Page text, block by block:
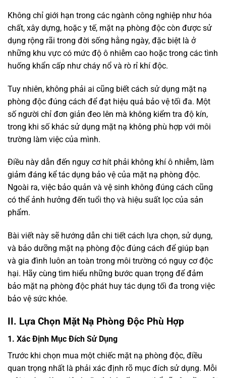
Không chỉ giới hạn trong các ngành công nghiệp như hóa
chất, xây dựng, hoặc y tế, mặt nạ phòng độc còn được sử
dụng rộng rãi trong đời sống hằng ngày, đặc biệt là ở
những khu vực có mức độ ô nhiễm cao hoặc trong các tình
huống khẩn cấp như cháy nổ và rò rỉ khí độc.
Tuy nhiên, không phải ai cũng biết cách sử dụng mặt nạ
phòng độc đúng cách để đạt hiệu quả bảo vệ tối đa. Một
số người chỉ đơn giản đeo lên mà không kiểm tra độ kín,
trong khi số khác sử dụng mặt nạ không phù hợp với môi
trường làm việc của mình.
Điều này dẫn đến nguy cơ hít phải không khí ô nhiễm, làm
giảm đáng kể tác dụng bảo vệ của mặt nạ phòng độc.
Ngoài ra, việc bảo quản và vệ sinh không đúng cách cũng
có thể ảnh hưởng đến tuổi thọ và hiệu suất lọc của sản
phẩm.
Bài viết này sẽ hướng dẫn chi tiết cách lựa chọn, sử dụng,
và bảo dưỡng mặt nạ phòng độc đúng cách để giúp bạn
và gia đình luôn an toàn trong môi trường có nguy cơ độc
hại. Hãy cùng tìm hiểu những bước quan trọng để đảm
bảo mặt nạ phòng độc phát huy tác dụng tối đa trong việc
bảo vệ sức khỏe.
II. Lựa Chọn Mặt Nạ Phòng Độc Phù Hợp
1. Xác Định Mục Đích Sử Dụng
Trước khi chọn mua một chiếc mặt nạ phòng độc, điều
quan trọng nhất là phải xác định rõ mục đích sử dụng. Mỗi